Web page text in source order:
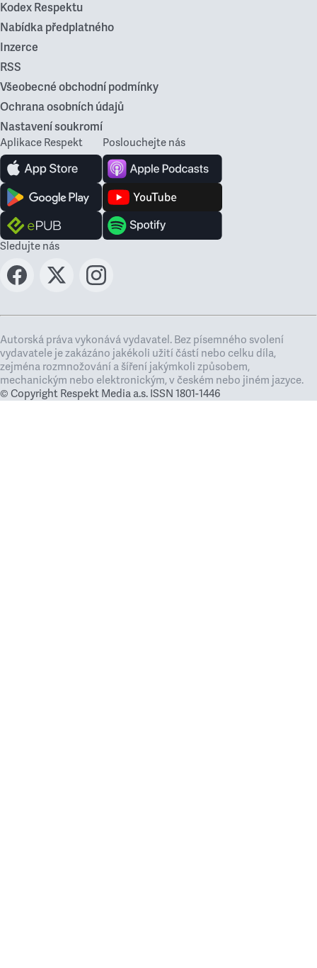
Kodex Respektu
Nabídka předplatného
Inzerce
RSS
Všeobecné obchodní podmínky
Ochrana osobních údajů
Nastavení soukromí
Aplikace Respekt Poslouchejte nás
Sledujte nás
Autorská práva vykonává vydavatel. Bez písemného svolení
vydavatele je zakázáno jakékoli užití částí nebo celku díla,
zejména rozmnožování a šíření jakýmkoli způsobem,
mechanickým nebo elektronickým, v českém nebo jiném jazyce.
© Copyright Respekt Media a.s. ISSN 1801-1446